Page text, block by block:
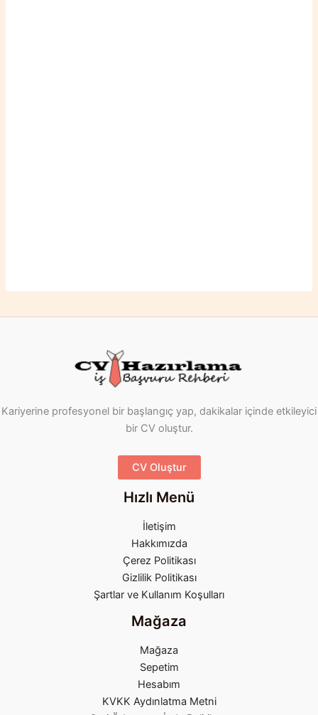
Kariyerine profesyonel bir başlangıç yap, dakikalar içinde etkileyici
bir CV oluştur.
CV Oluştur
Hızlı Menü
İletişim
Hakkımızda
Çerez Politikası
Gizlilik Politikası
Şartlar ve Kullanım Koşulları
Mağaza
Mağaza
Sepetim
Hesabım
KVKK Aydınlatma Metni